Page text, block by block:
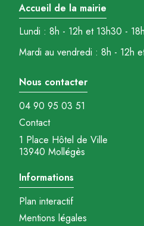
Accueil de la mairie
Lundi : 8h - 12h et 13h30 - 18h
Mardi au vendredi : 8h - 12h
Nous contacter
04 90 95 03 51
Contact
1 Place Hôtel de Ville
13940 Mollégès
Informations
Plan interactif
Mentions légales